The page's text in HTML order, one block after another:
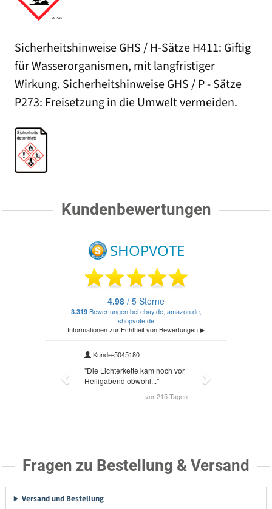
Sicherheitshinweise GHS / H-Sätze H411: Giftig
für Wasserorganismen, mit langfristiger
Wirkung. Sicherheitshinweise GHS / P - Sätze
P273: Freisetzung in die Umwelt vermeiden.
Kundenbewertungen
Fragen zu Bestellung & Versand
Versand und Bestellung